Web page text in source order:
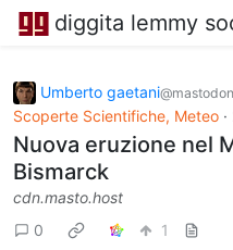
diggita lemmy
Umberto gaetani
Scoperte Scientifiche, Meteo ·
Nuova eruzione nel
Bismarck
cdn.masto.host
0
1